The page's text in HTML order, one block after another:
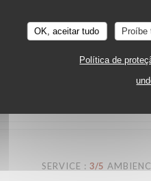
OK, aceitar tudo Proíbe
Política de
SERVICE: 4/5
l'ambiance et le rapport
L'équipe de la Brasserie La
SERVICE : 3/5